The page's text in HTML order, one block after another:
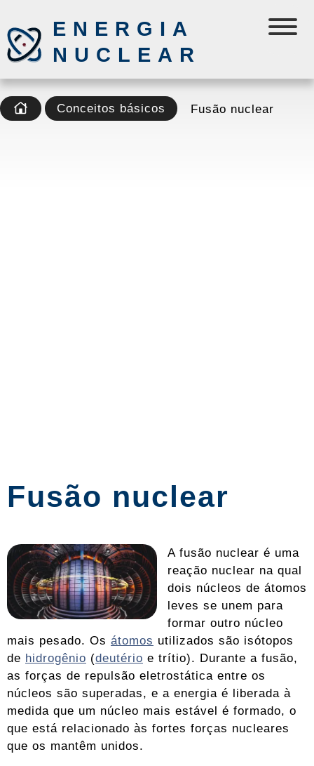
ENERGIA
NUCLEAR
Conceitos básicos Fusão nuclear
Fusão nuclear
A fusão nuclear é uma
reação nuclear na qual
dois núcleos de átomos
leves se unem para
formar outro núcleo
mais pesado. Os átomos utilizados são isótopos
de hidrogênio (deutério e trítio). Durante a fusão,
as forças de repulsão eletrostática entre os
núcleos são superadas, e a energia é liberada à
medida que um núcleo mais estável é formado, o
que está relacionado às fortes forças nucleares
que os mantêm unidos.